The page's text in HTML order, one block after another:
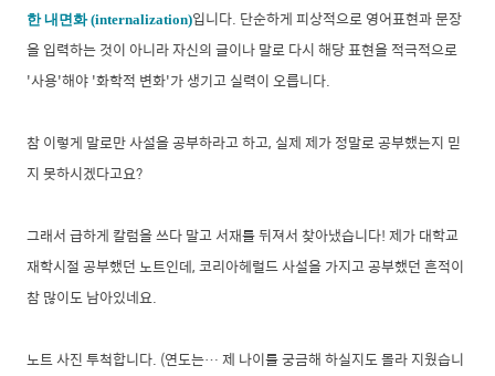
한 내면화 (internalization)입니다. 단순하게 피상적으로 영어표현과 문장
을 입력하는 것이 아니라 자신의 글이나 말로 다시 해당 표현을 적극적으로
'사용'해야 '화학적 변화'가 생기고 실력이 오릅니다.
참 이렇게 말로만 사설을 공부하라고 하고, 실제 제가 정말로 공부했는지 믿
지 못하시겠다고요?
그래서 급하게 칼럼을 쓰다 말고 서재를 뒤져서 찾아냈습니다! 제가 대학교
재학시절 공부했던 노트인데, 코리아헤럴드 사설을 가지고 공부했던 흔적이
참 많이도 남아있네요.
노트 사진 투척합니다. (연도는… 제 나이를 궁금해 하실지도 몰라 지웠습니